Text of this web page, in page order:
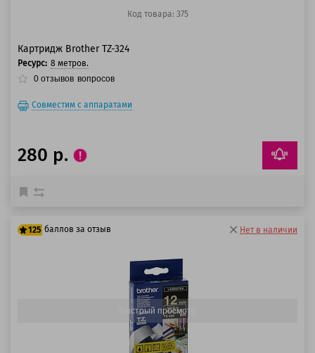
Код товара: 375
Картридж Brother TZ-324
Ресурс: 8 метров.
0 отзывов вопросов
Совместим с аппаратами
280 р.
125 баллов за отзыв Нет в наличии
Быстрый просмотр